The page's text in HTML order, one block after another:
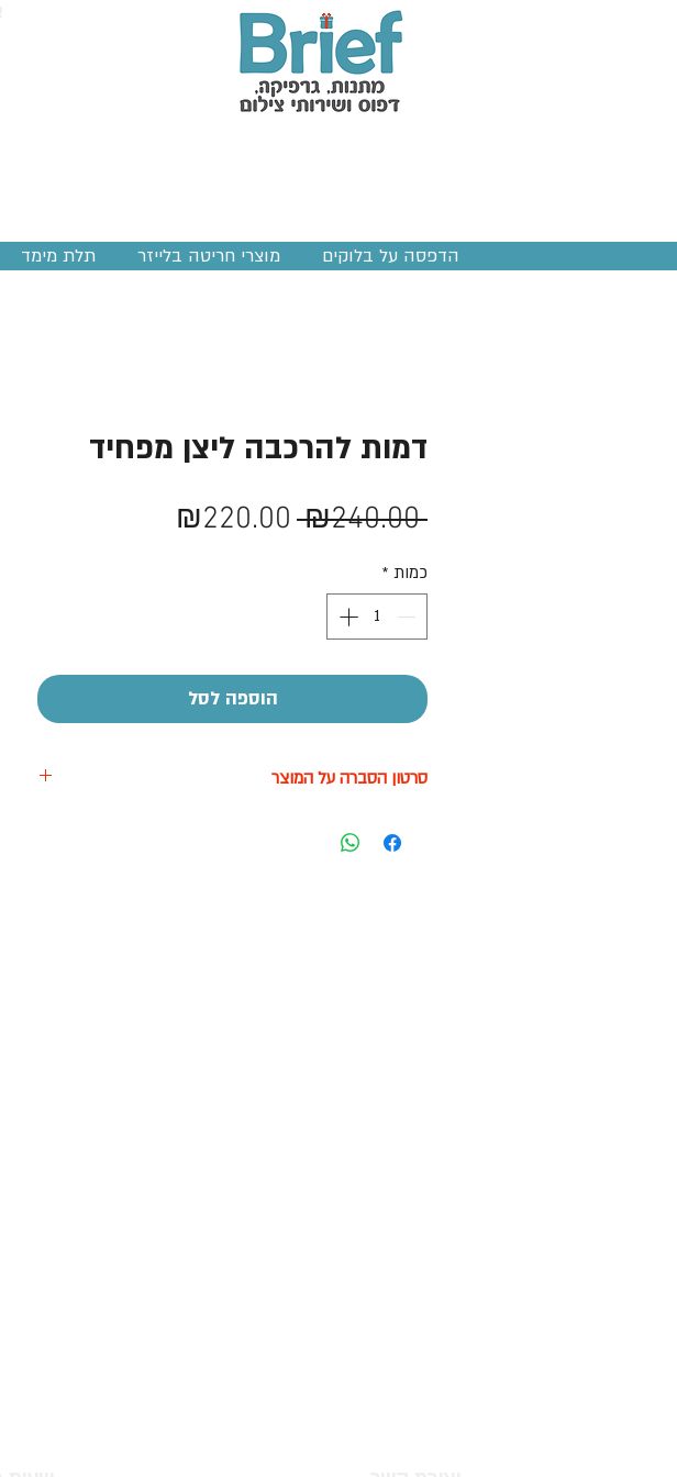
הדפסה על בלוקים מוצרי חריטה בלייזר תלת מימד
דמות להרכבה ליצן מפחיד
₪240.00
מחיר
₪220.00
כמות *
הוספה לסל
סרטון הסברה על המוצר